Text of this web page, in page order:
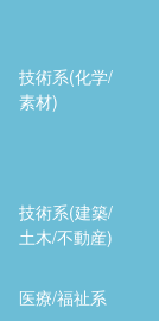
技術系(化学/
素材)
技術系(建築/
土木/不動産)
医療/福祉系